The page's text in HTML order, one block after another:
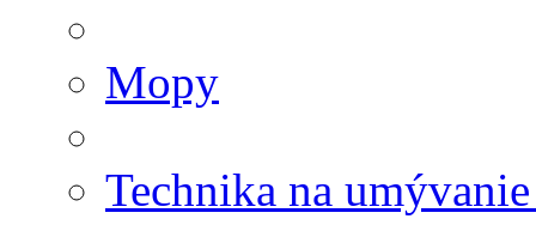
Mopy
Technika na